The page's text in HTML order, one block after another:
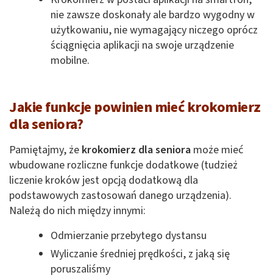
nie zawsze doskonały ale bardzo wygodny w
użytkowaniu, nie wymagający niczego oprócz
ściągnięcia aplikacji na swoje urządzenie
mobilne.
Jakie funkcje powinien mieć krokomierz
dla seniora?
Pamiętajmy, że krokomierz dla seniora może mieć
wbudowane rozliczne funkcje dodatkowe (tudzież
liczenie kroków jest opcją dodatkową dla
podstawowych zastosowań danego urządzenia).
Należą do nich między innymi:
Odmierzanie przebytego dystansu
Wyliczanie średniej prędkości, z jaką się
poruszaliśmy